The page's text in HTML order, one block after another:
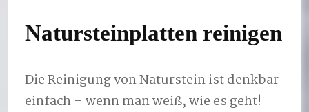
Natursteinplatten reinigen
Die Reinigung von Naturstein ist denkbar
einfach – wenn man weiß, wie es geht!